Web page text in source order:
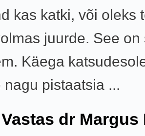
kas katki, või oleks
juurde. See on
Käega
nagu pistaatsia ...
Vastas dr Margus